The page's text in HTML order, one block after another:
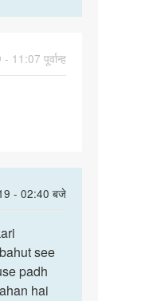
11:07 पूर्वान्ह
- 02:40 बजे
see
padh
hai